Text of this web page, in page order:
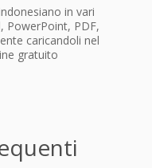
in vari
PowerPoint, PDF,
caricandoli nel
gratuito